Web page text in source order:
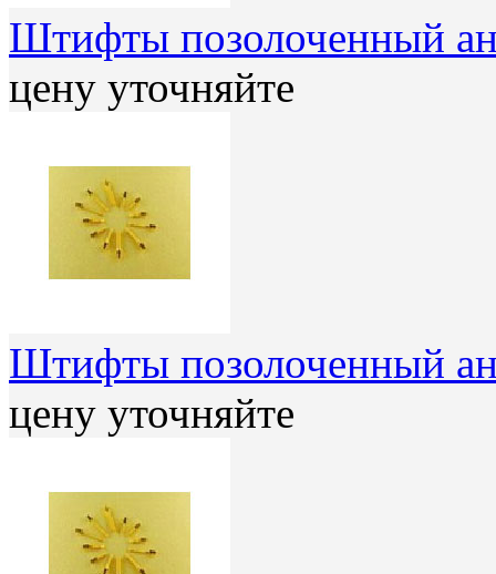
Штифты позолоченный
цену уточняйте
Штифты позолоченный
цену уточняйте